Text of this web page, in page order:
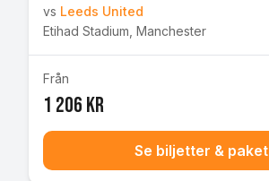
vs Leeds United
Etihad Stadium Manchester
Från
1 206 kr
Se biljetter & paket